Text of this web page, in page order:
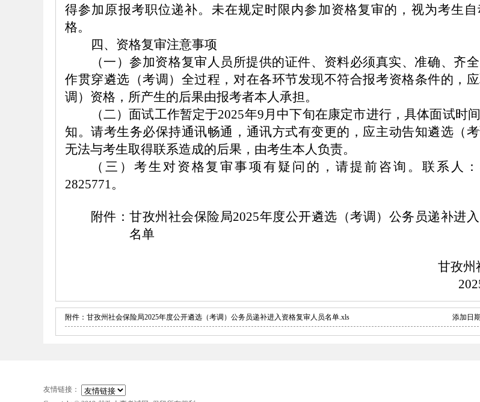
得参加原报考职位递补。未在规定时限内参加资格复审的，视为考生
格。
四、资格复审注意事项
（一）参加资格复审人员所提供的证件、资料必须真实、准确、 齐全
作贯穿遴选（考调）全过程，对在各环节发现不符合报考资格条件的，
调）资格，所产生的后果由报考者本人承担。
（二）面试工作暂定于2025年9月 中下旬在康定市进行，具体面试时
知。请考生务必保持通讯畅通，通讯方式有变更的，应主动告知遴选（
无法与考生取得联系造成的后果，由考生本人负责。
（ 三 ）考生对资格复审事项有疑问的，请提前咨询。联系人：
2825771。
附件：甘孜州 社会保险局2025年度公开遴选（考调）公务员递补进
名单
甘孜
附件：甘孜州社会保险局2025年度公开遴选（考调）公务员递补进入资格复审人员名单.xls 添加日
友情链接：